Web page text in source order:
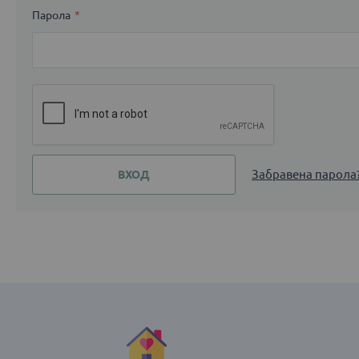
Парола
ВХОД Забравена